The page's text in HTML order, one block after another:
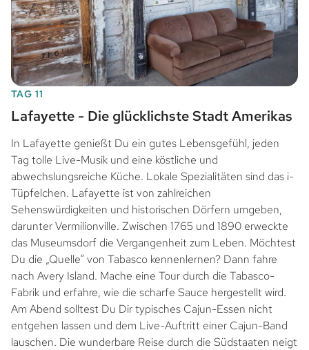
TAG 11
Lafayette - Die glücklichste Stadt Amerikas
In Lafayette genießt Du ein gutes Lebensgefühl, jeden
Tag tolle Live-Musik und eine köstliche und
abwechslungsreiche Küche. Lokale Spezialitäten sind das i-
Tüpfelchen. Lafayette ist von zahlreichen
Sehenswürdigkeiten und historischen Dörfern umgeben,
darunter Vermilionville. Zwischen 1765 und 1890 erweckte
das Museumsdorf die Vergangenheit zum Leben. Möchtest
Du die „Quelle“ von Tabasco kennenlernen? Dann fahre
nach Avery Island. Mache eine Tour durch die Tabasco-
Fabrik und erfahre, wie die scharfe Sauce hergestellt wird.
Am Abend solltest Du Dir typisches Cajun-Essen nicht
entgehen lassen und dem Live-Auftritt einer Cajun-Band
lauschen. Die wunderbare Reise durch die Südstaaten neigt